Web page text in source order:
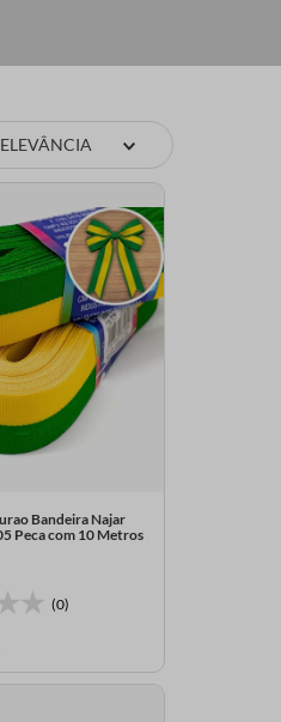
Bandeira Najar
Peca com 10 Metros
(0)